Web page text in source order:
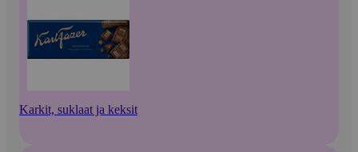
Karkit, suklaat ja keksit